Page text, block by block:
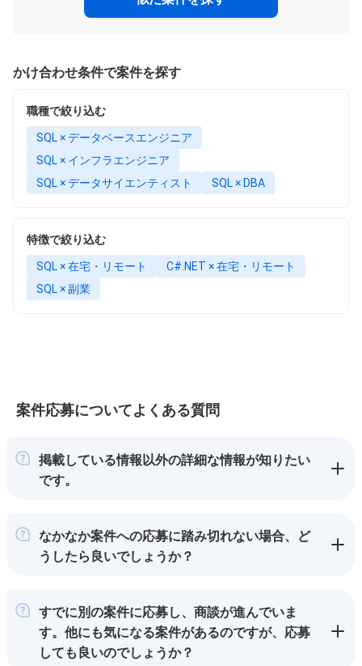
かけ合わせ条件で案件を探す
職種で絞り込む
SQL × データベースエンジニア
SQL × インフラエンジニア
SQL × データサイエンティスト
SQL × DBA
特徴で絞り込む
SQL × 在宅・リモート
C#.NET × 在宅・リモート
SQL × 副業
案件応募についてよくある質問
掲載している情報以外の詳細な情報が知りたい
です。
なかなか案件への応募に踏み切れない場合、ど
うしたら良いでしょうか？
すでに別の案件に応募し、商談が進んでいま
す。他にも気になる案件があるのですが、応募
しても良いのでしょうか？